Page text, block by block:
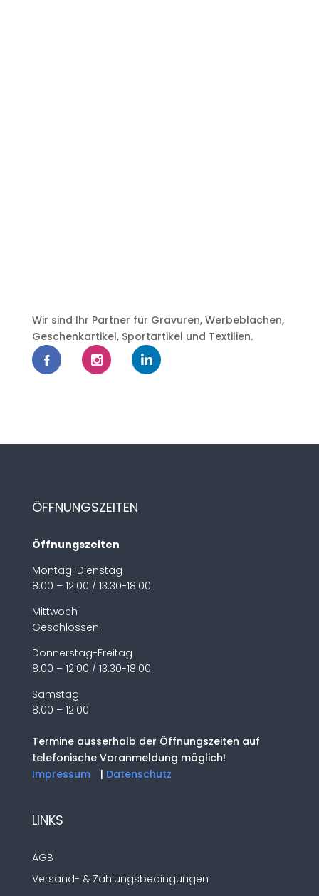
Wir sind Ihr Partner für Gravuren, Werbeblachen,
Geschenkartikel, Sportartikel und Textilien.
ÖFFNUNGSZEITEN
Öffnungszeiten
Montag-Dienstag
8.00 – 12:00 / 13.30-18.00
Mittwoch
Geschlossen
Donnerstag-Freitag
8.00 – 12:00 / 13.30-18.00
Samstag
8.00 – 12:00
Termine ausserhalb der Öffnungszeiten auf
telefonische Voranmeldung möglich!
Impressum
| Datenschutz
LINKS
AGB
Versand- & Zahlungsbedingungen